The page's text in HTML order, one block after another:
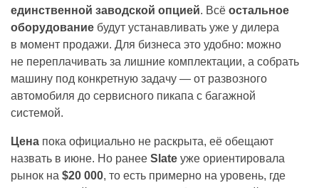
единственной заводской опцией. Всё остальное
оборудование будут устанавливать уже у дилера
в момент продажи. Для бизнеса это удобно: можно
не переплачивать за лишние комплектации, а собрать
машину под конкретную задачу — от развозного
автомобиля до сервисного пикапа с багажной
системой.
Цена пока официально не раскрыта, её обещают
назвать в июне. Но ранее Slate уже ориентировала
рынок на $20 000, то есть примерно на уровень, где